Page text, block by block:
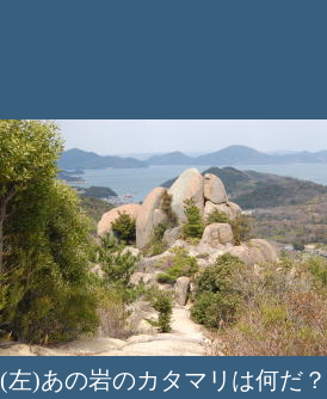
(左)あの岩のカタマリは